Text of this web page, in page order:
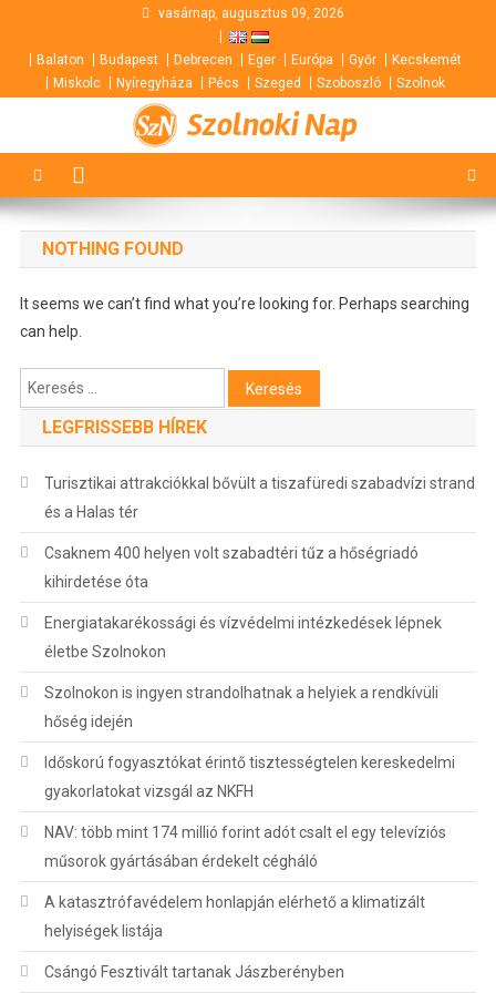
content
vasárnap, augusztus 09, 2026
Balaton Budapest Debrecen Eger Európa Győr
Kecskemét
Miskolc
Nyíregyháza Pécs Szeged Szoboszló Szolnok
Szolnoki Nap
NOTHING FOUND
It seems we can’t find what you’re looking for. Perhaps searching
can help.
Keresés:
LEGFRISSEBB HÍREK
Turisztikai attrakciókkal bővült a tiszafüredi szabadvízi strand
és a Halas tér
Csaknem 400 helyen volt szabadtéri tűz a hőségriadó
kihirdetése óta
Energiatakarékossági és vízvédelmi intézkedések lépnek
életbe Szolnokon
Szolnokon is ingyen strandolhatnak a helyiek a rendkívüli
hőség idején
Időskorú fogyasztókat érintő tisztességtelen kereskedelmi
gyakorlatokat vizsgál az NKFH
NAV: több mint 174 millió forint adót csalt el egy televíziós
műsorok gyártásában érdekelt cégháló
A katasztrófavédelem honlapján elérhető a klimatizált
helyiségek listája
Csángó Fesztivált tartanak Jászberényben